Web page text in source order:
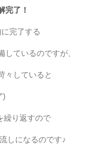
完了！
完了する
しているのですが、
々していると
繰り返すので
しになるのです♪